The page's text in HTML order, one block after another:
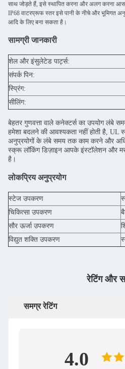
साथ जोड़ते हैं, इसे स्थापित करना और अलग करना
IP68 वाटरप्रूफ स्तर इसे पानी के नीचे और भूमिगत
आदि के लिए बना सकता है।
सामग्री जानकारी
शेल और इंसुलेटेड पार्ट्स:
संपर्क पिन:
स्प्रिंग:
सीलिंग:
बेहतर गुणवत्ता वाले कनेक्टर्स का उपयोग लंबे
हमेशा बदलने की आवश्यकता नहीं होती है, UL
अनुप्रयोगों के लंबे समय तक काम करने और
स्क्रू लॉकिंग डिज़ाइन आपके इंस्टॉलेशन और
है।
लोकप्रिय अनुप्रयोग
स्टेज उपकरण
चिकित्सा उपकरण
सौर ऊर्जा उपकरण
विद्युत शक्ति उपकरण
रेटिंग और
समग्र रेटिंग
4.0